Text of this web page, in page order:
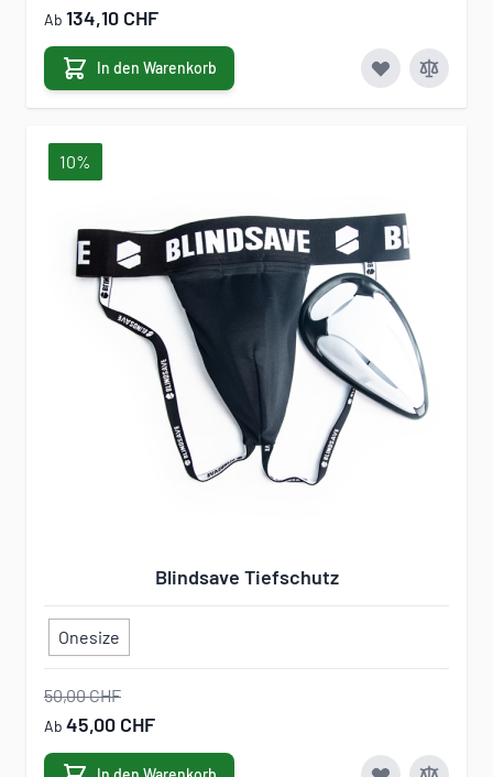
Ab 134,10 CHF
In den Warenkorb
10%
Blindsave Tiefschutz
Onesize
50,00 CHF
Ab 45,00 CHF